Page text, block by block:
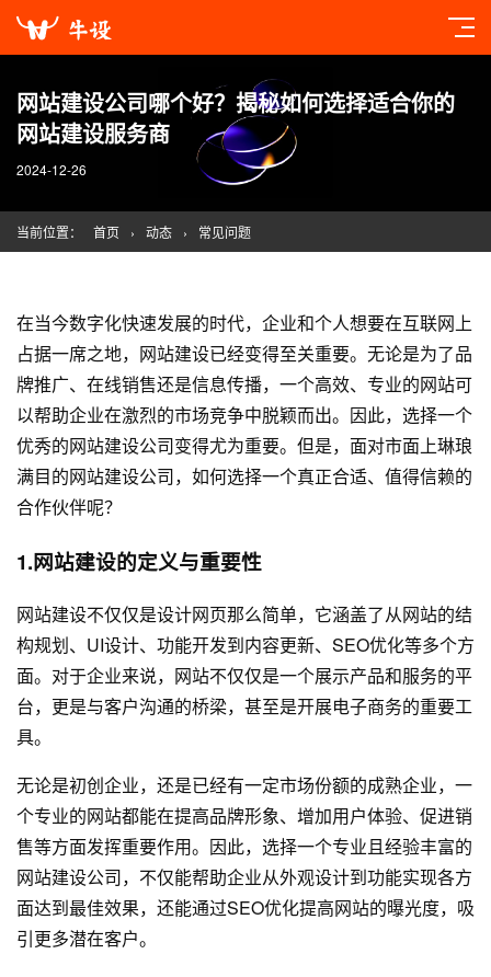
网站建设公司哪个好？揭秘如何选择适合你的
网站建设服务商
2024-12-26
当前位置： 首页 › 动态 › 常见问题
在当今数字化快速发展的时代，企业和个人想要在互联网上
占据一席之地， 网站建设已经变得至关重要。无论是为了品
牌推广、在线销售还是信息传播，一个高效、专业的网站可
以帮助企业在激烈的市场竞争中脱颖而出。因此，选择一个
优秀的网站建设公司变得尤为重要。但是，面对市面上琳琅
满目的网站建设公司，如何选择一个真正合适、值得信赖的
合作伙伴呢？
1.网站建设的定义与重要性
网站建设不仅仅是设计网页那么简单，它涵盖了从网站的结
构规划、UI设计、功能开发到内容更新、SEO优化等多个方
面。对于企业来说，网站不仅仅是一个展示产品和服务的平
台，更是与客户沟通的桥梁，甚至是开展电子商务的重要工
具。
无论是初创企业，还是已经有一定市场份额的成熟企业，一
个专业的网站都能在提高品牌形象、增加用户体验、促进销
售等方面发挥重要作用。因此，选择一个专业且经验丰富的
网站建设公司，不仅能帮助企业从外观设计到功能实现各方
面达到最佳效果，还能通过SEO优化提高网站的曝光度，吸
引更多潜在客户。